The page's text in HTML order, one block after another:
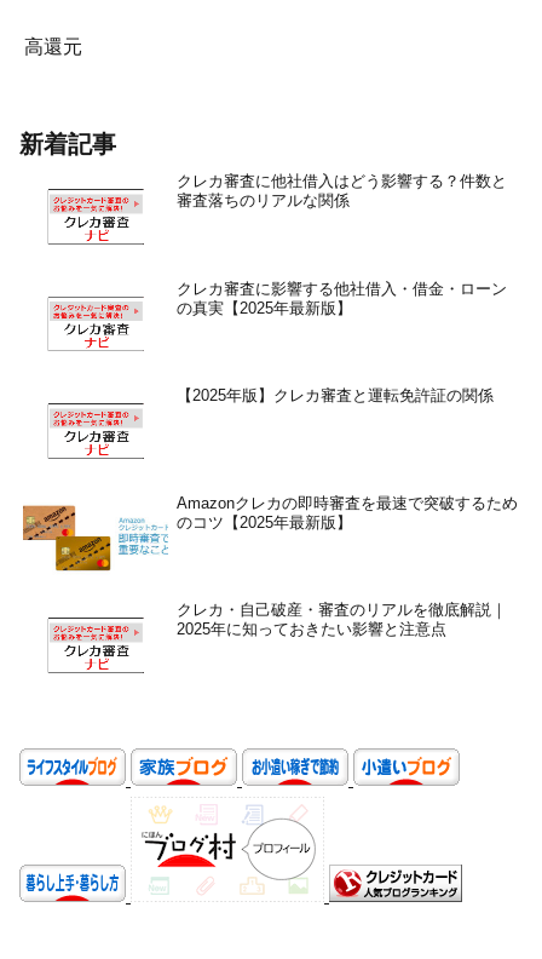
高還元
新着記事
クレカ審査に他社借入はどう影響する？件数と
審査落ちのリアルな関係
クレカ審査に影響する他社借入・借金・ローン
の真実【2025年最新版】
【2025年版】クレカ審査と運転免許証の関係
Amazonクレカの即時審査を最速で突破するため
のコツ【2025年最新版】
クレカ・自己破産・審査のリアルを徹底解説｜
2025年に知っておきたい影響と注意点